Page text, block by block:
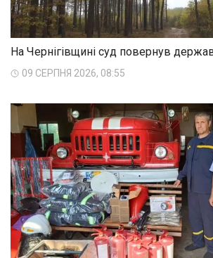
На Чернігівщині суд повернув
09 СЕРПНЯ 2026, 08:55